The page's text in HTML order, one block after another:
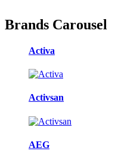
Brands Carousel
Activa
Activsan
AEG